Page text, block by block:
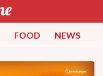
FOOD NEWS